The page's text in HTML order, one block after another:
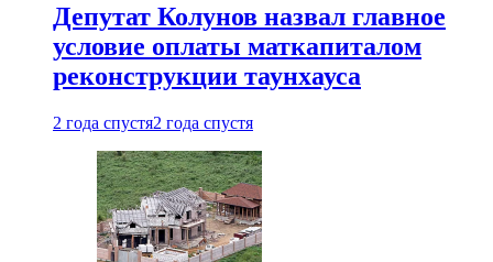
Депутат Колунов назвал главное
условие оплаты маткапиталом
реконструкции таунхауса
2 года спустя2 года спустя